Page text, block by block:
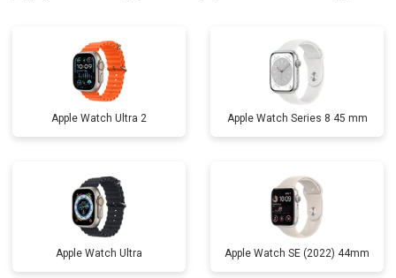
Apple Watch Ultra 2 Apple Watch Series 8 45 mm
Apple Watch Ultra Apple Watch SE (2022) 44mm